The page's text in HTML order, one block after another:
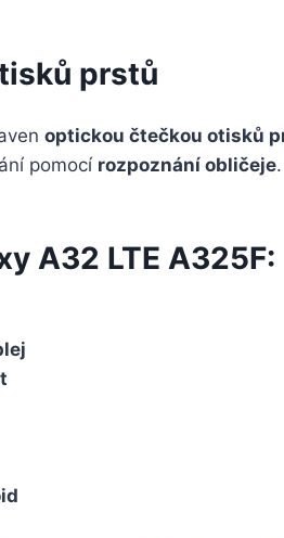
prstů
optickou čtečkou otisků
pomocí rozpoznání obličeje
A32 LTE A325F: